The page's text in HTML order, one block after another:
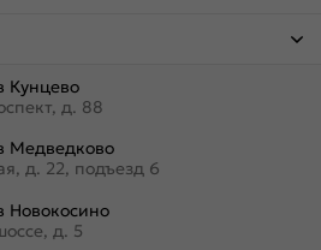
Кунцево
д. 88
Медведково
д. 22, подъезд 6
Новокосино
д. 5